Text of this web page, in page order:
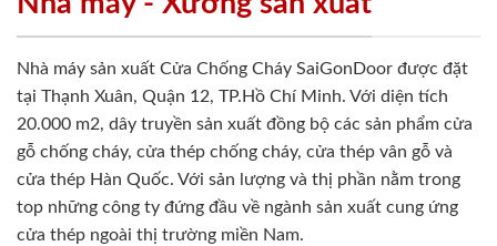
Nhà máy sản xuất Cửa Chống Cháy SaiGonDoor được đặt
tại Thạnh Xuân, Quận 12, TP.Hồ Chí Minh. Với diện tích
20.000 m2, dây truyền sản xuất đồng bộ các sản phẩm cửa
gỗ chống cháy, cửa thép chống cháy, cửa thép vân gỗ và
cửa thép Hàn Quốc. Với sản lượng và thị phần nằm trong
top những công ty đứng đầu về ngành sản xuất cung ứng
cửa thép ngoài thị trường miền Nam.